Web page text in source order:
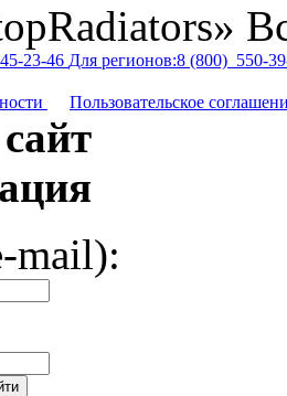
23-46 Для регионов:8 (800) 550-
Пользовательское
mail):